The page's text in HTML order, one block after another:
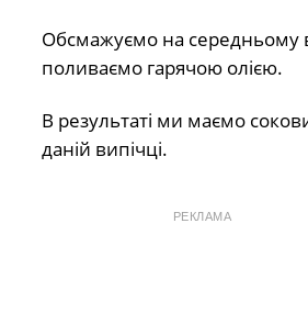
Обсмажуємо на середньому
поливаємо гарячою олією.
В результаті ми маємо
даній випічці.
РЕКЛАМА